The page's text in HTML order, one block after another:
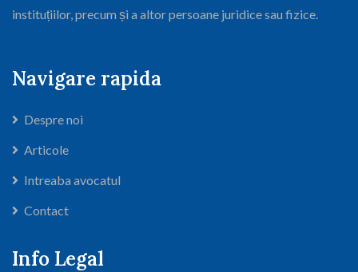
instituțiilor, precum și a altor persoane juridice sau fizice.
Navigare rapida
Despre noi
Articole
Intreaba avocatul
Contact
Info Legal